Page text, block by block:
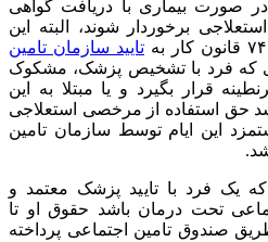
در صورت بیماری با دریافت گواهی
برخوردار شوند، البته این
تایید سازمان تامین
که فرد با تشخیص پزشک، مشکوک
قرار بگیرد و یا مبتلا به این
حق استفاده از مرخصی استعلاجی
این ایام توسط سازمان تامین
یک فرد با تایید پزشک معتمد و
تحت درمان باشد حقوق او تا
صندوق تامین اجتماعی پرداخته